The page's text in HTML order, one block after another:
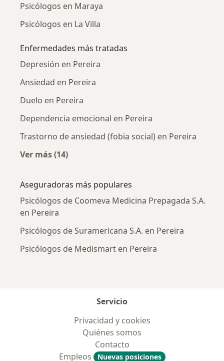
Psicólogos en Maraya
Psicólogos en La Villa
Enfermedades más tratadas
Depresión en Pereira
Ansiedad en Pereira
Duelo en Pereira
Dependencia emocional en Pereira
Trastorno de ansiedad (fobia social) en Pereira
Ver más (14)
Aseguradoras más populares
Psicólogos de Coomeva Medicina Prepagada S.A.
en Pereira
Psicólogos de Suramericana S.A. en Pereira
Psicólogos de Medismart en Pereira
Servicio
Privacidad y cookies
Quiénes somos
Contacto
Empleos
Nuevas posiciones